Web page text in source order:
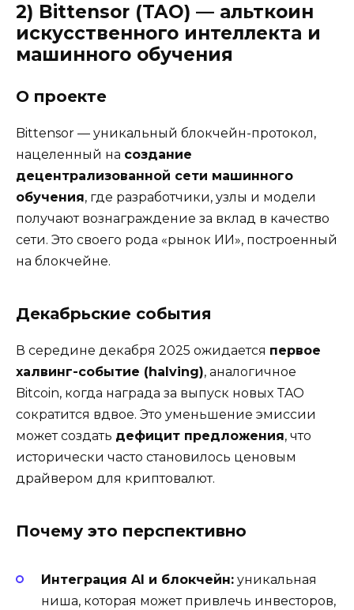
2) Bittensor (TAO) — альткоин
искусственного интеллекта и
машинного обучения
О проекте
Bittensor — уникальный блокчейн-протокол,
нацеленный на создание
децентрализованной сети машинного
обучения, где разработчики, узлы и модели
получают вознаграждение за вклад в качество
сети. Это своего рода «рынок ИИ», построенный
на блокчейне.
Декабрьские события
В середине декабря 2025 ожидается первое
халвинг-событие (halving), аналогичное
Bitcoin, когда награда за выпуск новых TAO
сократится вдвое. Это уменьшение эмиссии
может создать дефицит предложения, что
исторически часто становилось ценовым
драйвером для криптовалют.
Почему это перспективно
Интеграция AI и блокчейн: уникальная
ниша, которая может привлечь инвесторов,